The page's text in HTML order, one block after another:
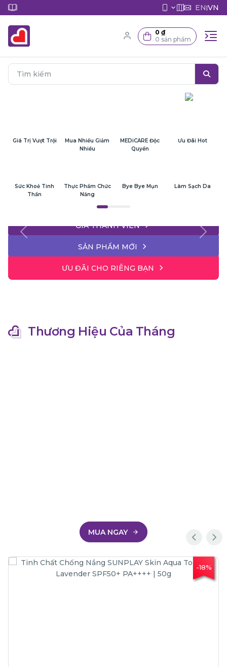
EN|VN
0 ₫
0 sản phẩm
Giá Trị Vượt Trội
Mua Nhiều Giảm
Nhiều
MEDiCARE Độc
Quyền
Ưu Đãi Hot
Sức Khoẻ Tinh
Thần
Thực Phẩm Chức
Năng
Bye Bye Mụn Làm Sạch Da
GIÁ THÀNH VIÊN
Previous
Next
SẢN PHẨM MỚI
ƯU ĐÃI CHO RIÊNG BẠN
Thương Hiệu Của Tháng
MUA NGAY
-18%